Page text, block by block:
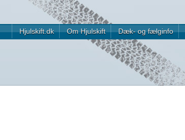
Hjulskift.dk Om Hjulskift Dæk- og fælginfo